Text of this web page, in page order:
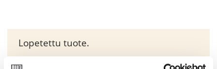
Lopetettu tuote.